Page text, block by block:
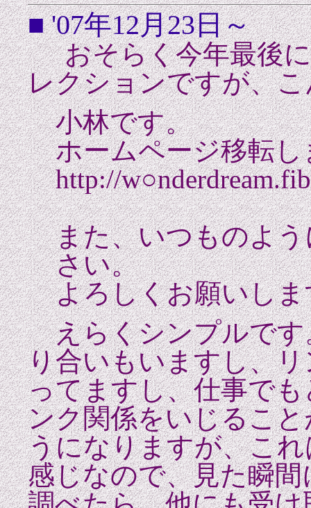
■ '07年12月23日～
おそらく今年最後
レクションですが、
小林です。
ホームページ移転
http://
また、いつものよ
さい。
よろしくお願いしま
えらくシンプルです
り合いもいますし、
ってますし、仕事で
ンク関係をいじるこ
うになりますが、こ
感じなので、見た瞬